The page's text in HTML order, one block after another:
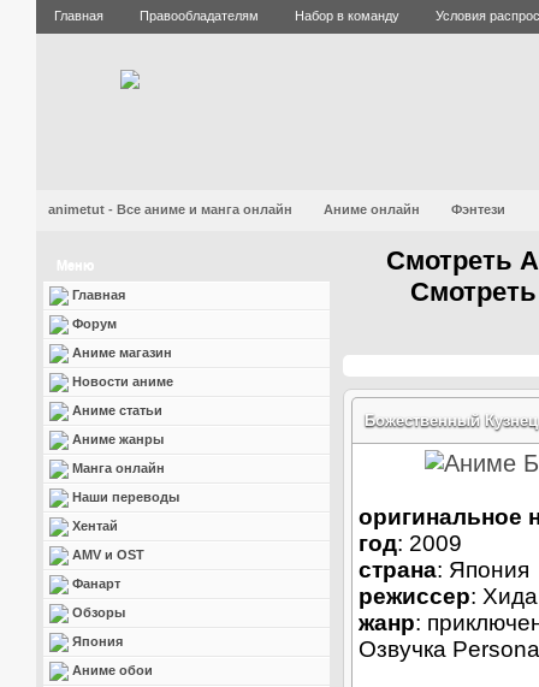
Главная Правообладателям Набор в команду Условия
animetut - Все аниме и манга онлайн Аниме онлайн Фэнтези
Меню
Главная
Форум
Аниме магазин
Новости аниме
Аниме статьи
Аниме жанры
Манга онлайн
Наши переводы
Хентай
AMV и OST
Фанарт
Обзоры
Япония
Аниме обои
Смотреть
Божественный
оригинальное
год: 2009
страна: Япония
режиссер:
жанр:
Озвучка